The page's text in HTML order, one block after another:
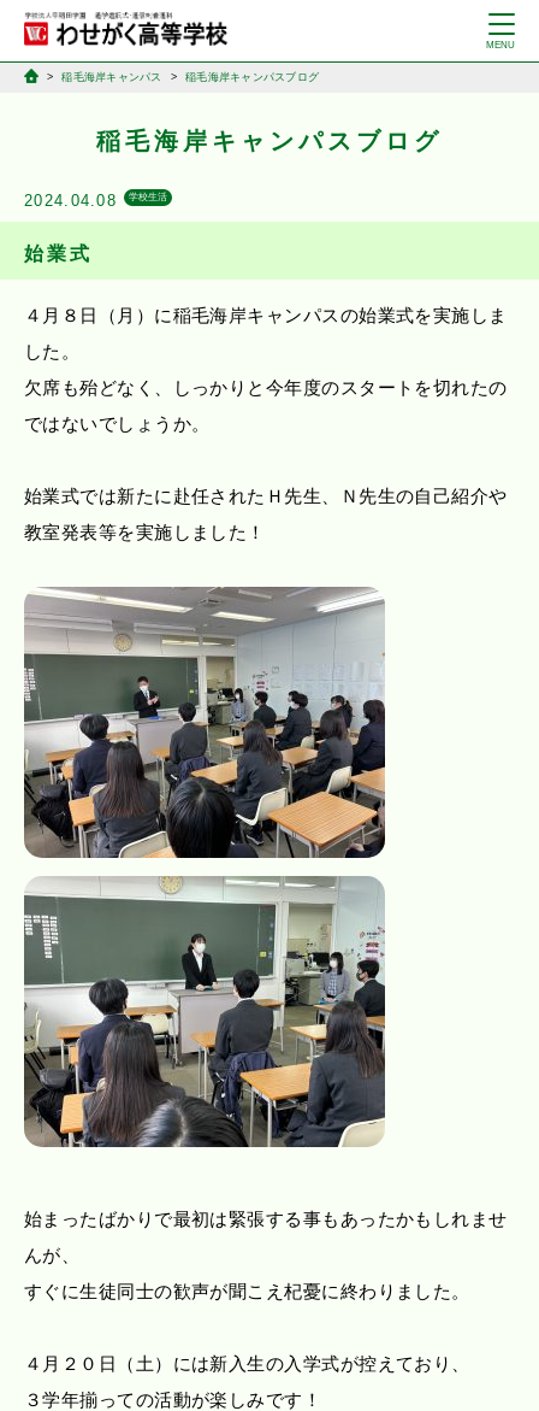
稲毛海岸キャンパス 稲毛海岸キャンパスブログ
稲毛海岸キャンパスブログ
2024.04.08 学校生活
始業式
４月８日（月）に稲毛海岸キャンパスの始業式を実施しま
した。
欠席も殆どなく、しっかりと今年度のスタートを切れたの
ではないでしょうか。
始業式では新たに赴任されたＨ先生、Ｎ先生の自己紹介や
教室発表等を実施しました！
始まったばかりで最初は緊張する事もあったかもしれませ
んが、
すぐに生徒同士の歓声が聞こえ杞憂に終わりました。
４月２０日（土）には新入生の入学式が控えており、
３学年揃っての活動が楽しみです！